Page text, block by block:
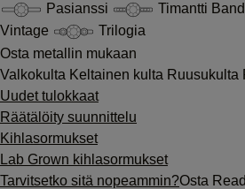
Pasianssi
Timantti Band
Vintage
Trilogia
Osta metallin mukaan
Valkokulta Keltainen kulta Ruusukulta
Uudet tulokkaat
Räätälöity suunnittelu
Kihlasormukset
Lab Grown kihlasormukset
Tarvitsetko sitä nopeammin?Osta